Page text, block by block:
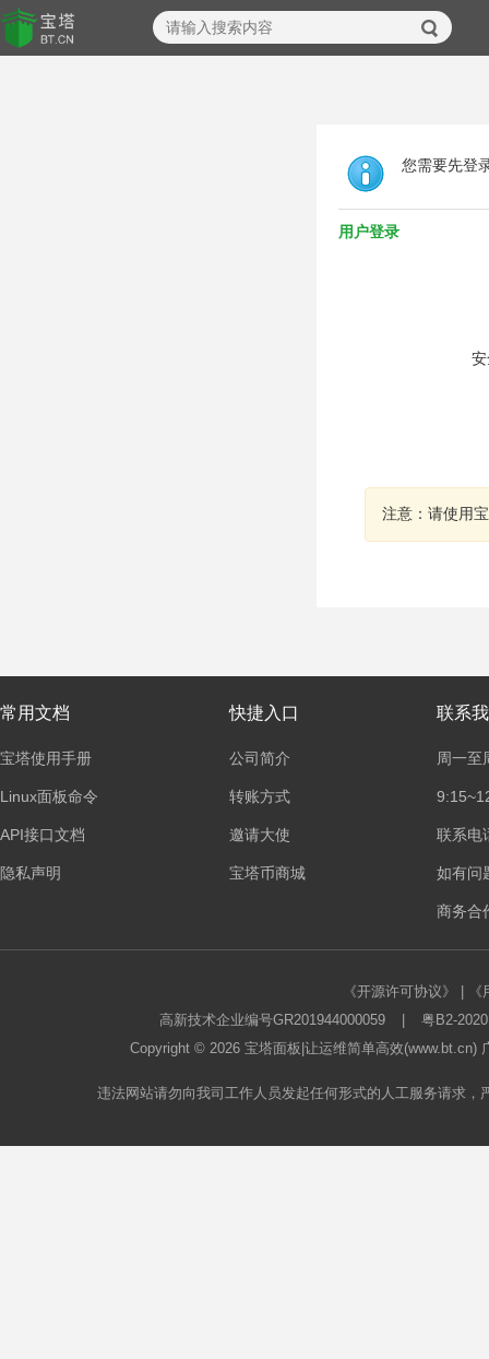
您需要先登
用户登录
注意：请使用
常用文档
宝塔使用手册
Linux面板命令
API接口文档
隐私声明
快捷入口
公司简介
转账方式
邀请大使
宝塔币商城
联系
周一至
联系电
如有问
商务合
《开源许可协议》
高新技术企业编号GR201944000059
粤B2-
Copyright © 2026 宝塔面板 |让运维简单高效
违法网站请勿向我司工作人员发起任何形式的人工服务请求，